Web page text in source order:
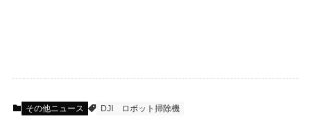
その他ニュース DJI ロボット掃除機